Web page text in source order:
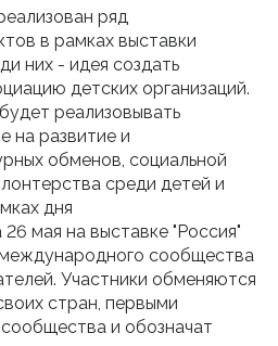
ряд
в рамках выставки
них - идея создать
детских организаций.
реализовывать
на развитие и
обменов, социальной
среди детей и
дня
мая на выставке "Россия"
сообщества
Участники обменяются
стран, первыми
и обозначат